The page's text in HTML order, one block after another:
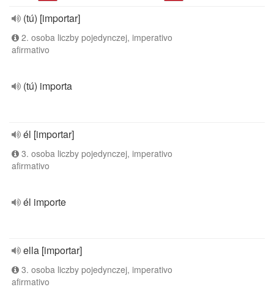
(tú) [importar]
2. osoba liczby pojedynczej, imperativo
afirmativo
(tú) importa
él [importar]
3. osoba liczby pojedynczej, imperativo
afirmativo
él importe
ella [importar]
3. osoba liczby pojedynczej, imperativo
afirmativo